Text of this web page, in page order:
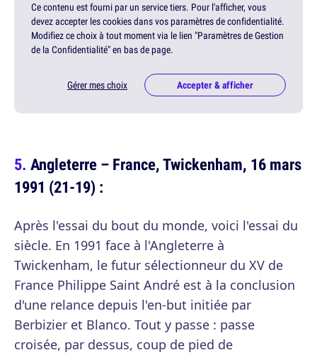
Ce contenu est fourni par un service tiers. Pour l'afficher, vous
devez accepter les cookies dans vos paramètres de confidentialité.
Modifiez ce choix à tout moment via le lien "Paramètres de Gestion
de la Confidentialité" en bas de page.
Gérer mes choix Accepter & afficher
Angleterre – France, Twickenham, 16 mars
1991 (21-19) :
Après l'essai du bout du monde, voici l'essai du
siècle. En 1991 face à l'Angleterre à
Twickenham, le futur sélectionneur du XV de
France Philippe Saint André est à la conclusion
d'une relance depuis l'en-but initiée par
Berbizier et Blanco. Tout y passe : passe
croisée, par dessus, coup de pied de